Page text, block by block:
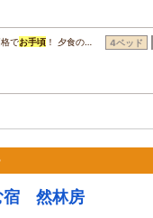
でお手頃！ 夕食の… 4ベッド
宿 然林房